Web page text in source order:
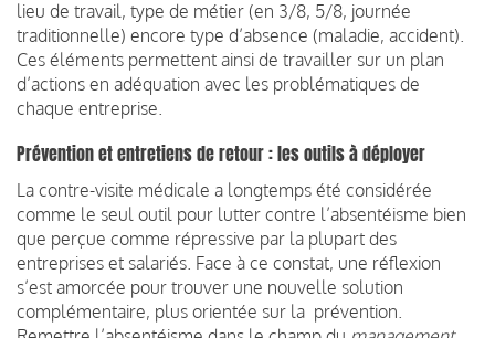
lieu de travail, type de métier (en 3/8, 5/8, journée
traditionnelle) encore type d’absence (maladie, accident).
Ces éléments permettent ainsi de travailler sur un plan
d’actions en adéquation avec les problématiques de
chaque entreprise.
Prévention et entretiens de retour : les outils à déployer
La contre-visite médicale a longtemps été considérée
comme le seul outil pour lutter contre l’absentéisme bien
que perçue comme répressive par la plupart des
entreprises et salariés. Face à ce constat, une réflexion
s’est amorcée pour trouver une nouvelle solution
complémentaire, plus orientée sur la prévention.